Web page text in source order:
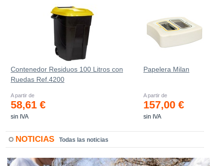
Contenedor Residuos 100 Litros con
Ruedas Ref.4200
A partir de
58,61 €
sin IVA
Papelera Milan
A partir de
157,00 €
sin IVA
NOTICIAS Todas las noticias